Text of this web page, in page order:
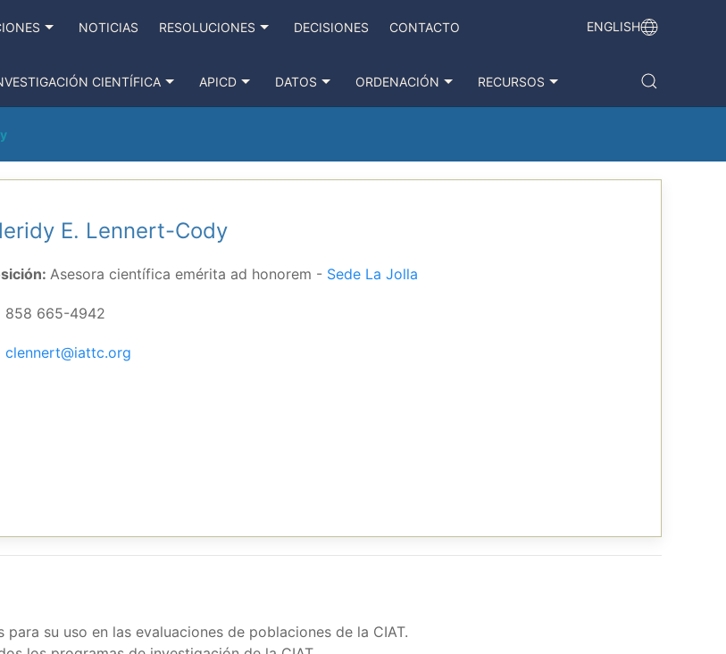
NOTICIAS RESOLUCIONES DECISIONES CONTACTO ENGLISH
CIENTÍFICA APICD DATOS ORDENACIÓN RECURSOS
E. Lennert-Cody
Asesora científica emérita ad honorem - Sede La Jolla
858 665-4942
clennert@iattc.org
su uso en las evaluaciones de poblaciones de la CIAT.